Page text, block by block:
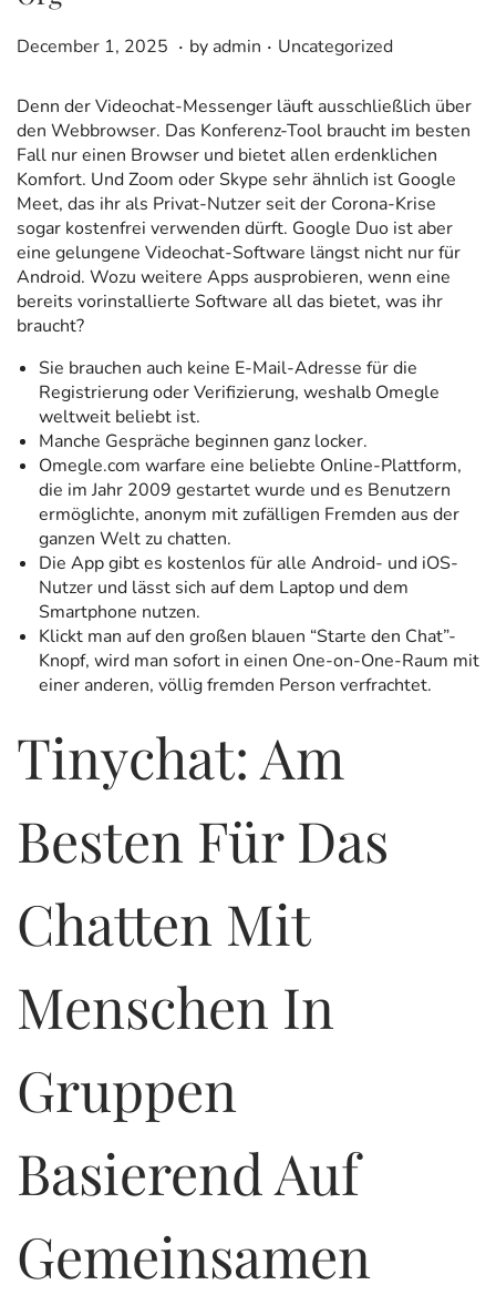
P
t
e
d
o
n
December 1, 2025 D
e
m
b
e
r
1
3
,
2
2
5
. by admin . P
t
e
d
i
n
Uncategorized
Denn der Videochat-Messenger läuft ausschließlich über
den Webbrowser. Das Konferenz-Tool braucht im besten
Fall nur einen Browser und bietet allen erdenklichen
Komfort. Und Zoom oder Skype sehr ähnlich ist Google
Meet, das ihr als Privat-Nutzer seit der Corona-Krise
sogar kostenfrei verwenden dürft. Google Duo ist aber
eine gelungene Videochat-Software längst nicht nur für
Android. Wozu weitere Apps ausprobieren, wenn eine
bereits vorinstallierte Software all das bietet, was ihr
braucht?
Sie brauchen auch keine E-Mail-Adresse für die
Registrierung oder Verifizierung, weshalb Omegle
weltweit beliebt ist.
Manche Gespräche beginnen ganz locker.
Omegle.com warfare eine beliebte Online-Plattform,
die im Jahr 2009 gestartet wurde und es Benutzern
ermöglichte, anonym mit zufälligen Fremden aus der
ganzen Welt zu chatten.
Die App gibt es kostenlos für alle Android- und iOS-
Nutzer und lässt sich auf dem Laptop und dem
Smartphone nutzen.
Klickt man auf den großen blauen “Starte den Chat”-
Knopf, wird man sofort in einen One-on-One-Raum mit
einer anderen, völlig fremden Person verfrachtet.
Tinychat: Am
Besten Für Das
Chatten Mit
Menschen In
Gruppen
Basierend Auf
Gemeinsamen